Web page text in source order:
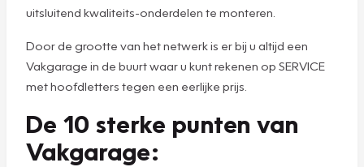
uitsluitend kwaliteits-onderdelen te monteren.
Door de grootte van het netwerk is er bij u altijd een
Vakgarage in de buurt waar u kunt rekenen op SERVICE
met hoofdletters tegen een eerlijke prijs.
De 10 sterke punten van
Vakgarage: